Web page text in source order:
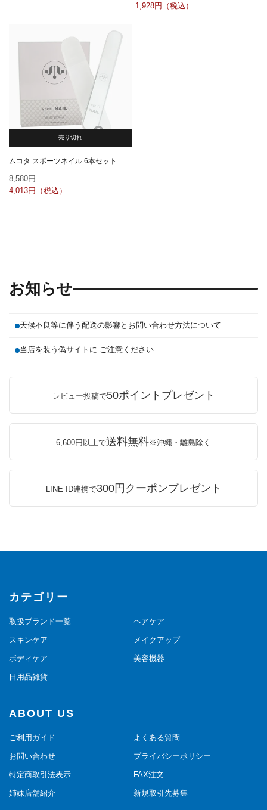
1,928
売り切れ
ムコタ スポーツネイル 6本セット
8,580
4,013
お知らせ
天候不良等に伴う配送の影響とお問い合わせ方法について
当店を装う偽サイトに ご注意ください
レビュー投稿で50ポイントプレゼント
6,600円以上で送料無料※沖縄・離島除く
LINE ID連携で300円クーポンプレゼント
カテゴリー
取扱ブランド一覧 ヘアケア
スキンケア メイクアップ
ボディケア 美容機器
日用品雑貨
ABOUT US
ご利用ガイド よくある質問
お問い合わせ プライバシーポリシー
特定商取引法表示 FAX注文
姉妹店舗紹介 新規取引先募集